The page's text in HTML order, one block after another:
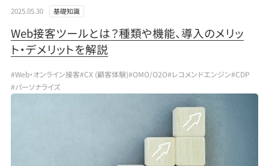
2025.05.30 基礎知識
Web接客ツールとは？種類や機能、導入のメリッ
ト・デメリットを解説
#Web・オンライン接客#CX (顧客体験)#OMO/O2O#レコメンドエンジン#CDP
#パーソナライズ